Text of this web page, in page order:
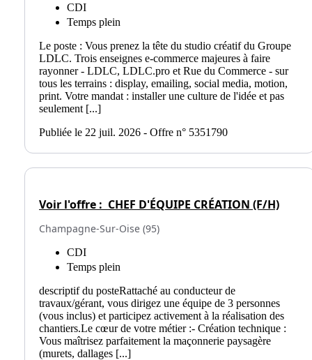
CDI
Temps plein
Le poste : Vous prenez la tête du studio créatif du Groupe
LDLC. Trois enseignes e-commerce majeures à faire
rayonner - LDLC, LDLC.pro et Rue du Commerce - sur
tous les terrains : display, emailing, social media, motion,
print. Votre mandat : installer une culture de l'idée et pas
seulement [...]
Publiée le 22 juil. 2026 - Offre n° 5351790
Voir l'offre : CHEF D'ÉQUIPE CRÉATION (F/H)
Champagne-Sur-Oise (95)
CDI
Temps plein
descriptif du posteRattaché au conducteur de
travaux/gérant, vous dirigez une équipe de 3 personnes
(vous inclus) et participez activement à la réalisation des
chantiers.Le cœur de votre métier :- Création technique :
Vous maîtrisez parfaitement la maçonnerie paysagère
(murets, dallages [...]